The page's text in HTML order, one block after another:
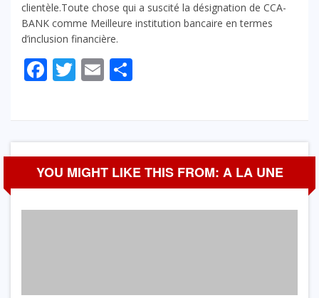
clientèle.Toute chose qui a suscité la désignation de CCA-
BANK comme Meilleure institution bancaire en termes
d’inclusion financière.
Facebook
Twitter
Email
YOU MIGHT LIKE THIS FROM: A LA UNE